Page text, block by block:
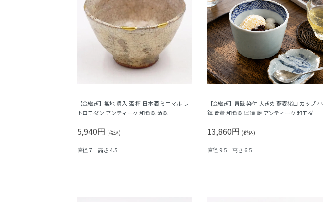
【金継ぎ】無地 貫入 盃 杯 日本酒 ミニマル レ
トロモダン アンティーク 和食器 酒器
5,940円 (税込)
直径 7 高さ 4.5
【金継ぎ】青磁 染付 大きめ 蕎麦猪口 カップ 小
鉢 骨董 和食器 呉須 藍 アンティーク 和モダン
13,860円 (税込)
直径 9.5 高さ 6.5